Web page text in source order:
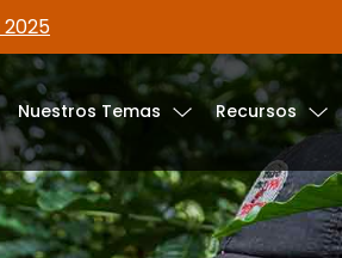
Nuestros Temas Recursos